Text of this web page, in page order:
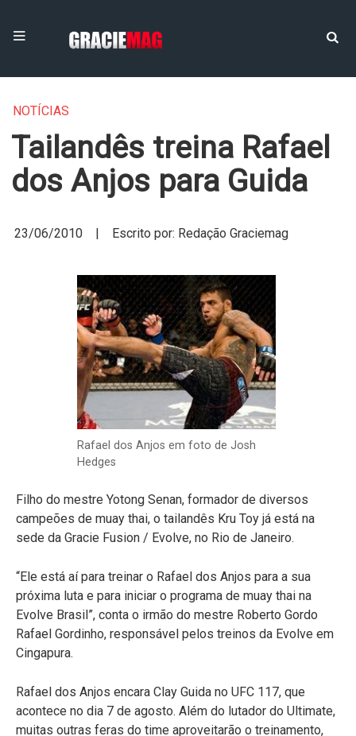
NOTÍCIAS
Tailandês treina Rafael
dos Anjos para Guida
23/06/2010 | Escrito por: Redação Graciemag
Rafael dos Anjos em foto de Josh
Hedges
Filho do mestre Yotong Senan, formador de diversos
campeões de muay thai, o tailandês Kru Toy já está na
sede da Gracie Fusion / Evolve, no Rio de Janeiro.
“Ele está aí para treinar o Rafael dos Anjos para a sua
próxima luta e para iniciar o programa de muay thai na
Evolve Brasil”, conta o irmão do mestre Roberto Gordo
Rafael Gordinho, responsável pelos treinos da Evolve em
Cingapura.
Rafael dos Anjos encara Clay Guida no UFC 117, que
acontece no dia 7 de agosto. Além do lutador do Ultimate,
muitas outras feras do time aproveitarão o treinamento,